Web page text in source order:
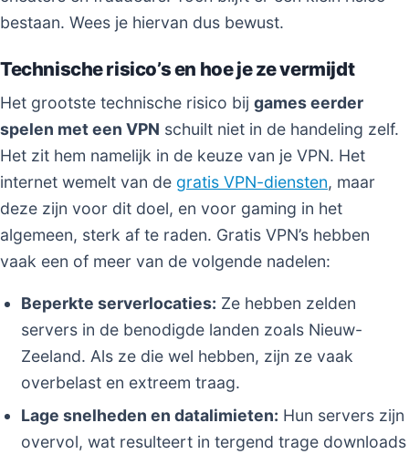
bestaan. Wees je hiervan dus bewust.
Technische risico’s en hoe je ze vermijdt
Het grootste technische risico bij games eerder
spelen met een VPN schuilt niet in de handeling zelf.
Het zit hem namelijk in de keuze van je VPN. Het
internet wemelt van de gratis VPN-diensten, maar
deze zijn voor dit doel, en voor gaming in het
algemeen, sterk af te raden. Gratis VPN’s hebben
vaak een of meer van de volgende nadelen:
Beperkte serverlocaties: Ze hebben zelden
servers in de benodigde landen zoals Nieuw-
Zeeland. Als ze die wel hebben, zijn ze vaak
overbelast en extreem traag.
Lage snelheden en datalimieten: Hun servers zijn
overvol, wat resulteert in tergend trage downloads